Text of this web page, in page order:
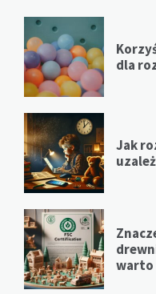
dla
Jak
warto